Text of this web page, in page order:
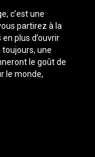
c’est une
partirez à la
plus d’ouvrir
une
le goût de
le monde,